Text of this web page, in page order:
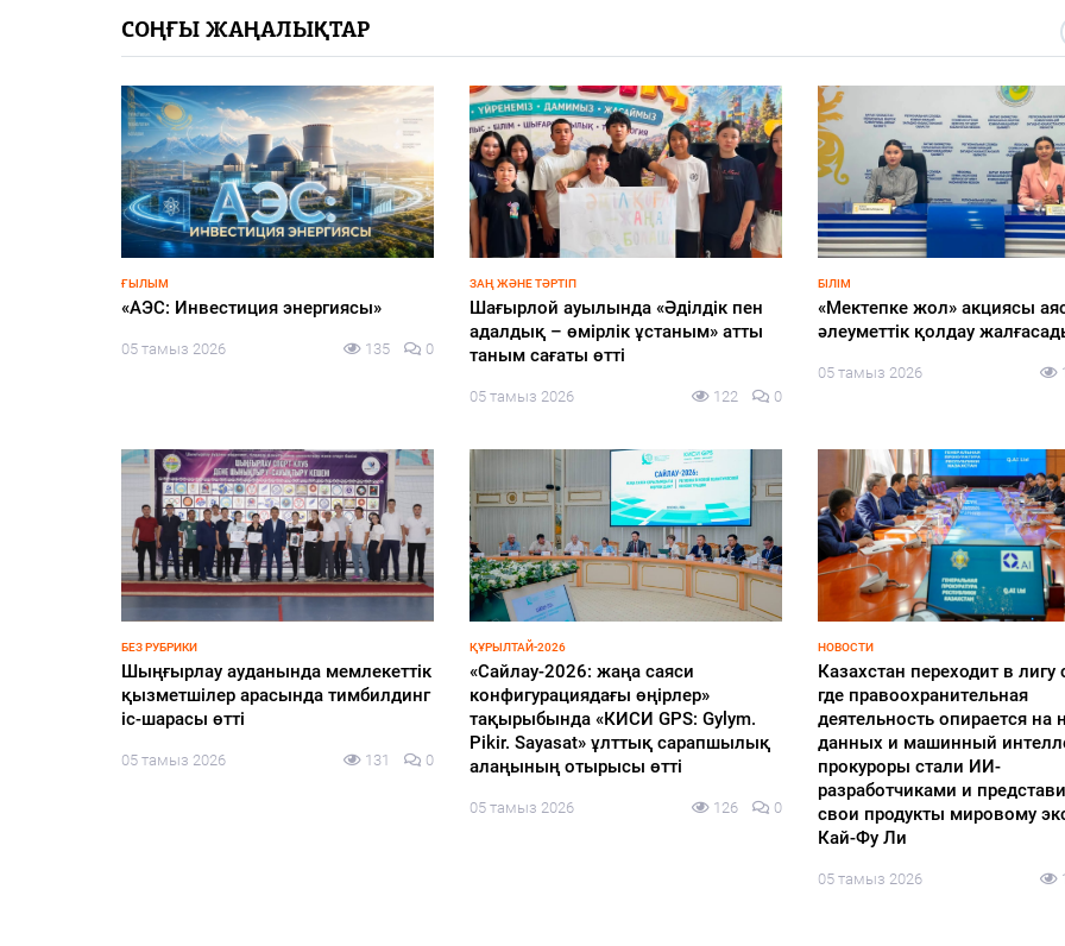
СОҢҒЫ ЖАҢАЛЫҚТАР
ҒЫЛЫМ
«АЭС: Инвестиция энергиясы»
05 тамыз 2026 135 0
БЕЗ РУБРИКИ
Шыңғырлау ауданында мемлекеттік
қызметшілер арасында тимбилдинг
іс-шарасы өтті
05 тамыз 2026 131 0
ЗАҢ ЖӘНЕ ТӘРТІП
Шағырлой ауылында «Әділдік пен
адалдық – өмірлік ұстаным» атты
таным сағаты өтті
05 тамыз 2026 122 0
ҚҰРЫЛТАЙ-2026
«Сайлау-2026: жаңа саяси
конфигурациядағы өңірлер»
тақырыбында «КИСИ GPS: Gylym.
Pikir. Sayasat» ұлттық сарапшылық
алаңының отырысы өтті
05 тамыз 2026 126 0
БІЛІМ
«Мектепке жол» акциясы
әлеуметтік қолдау
05 тамыз 2026
НОВОСТИ
Казахстан переходит в лигу
где правоохранительная
деятельность опирается на
данных и машинный
прокуроры стали ИИ-
разработчиками и
свои продукты мировому
Кай-Фу Ли
05 тамыз 2026